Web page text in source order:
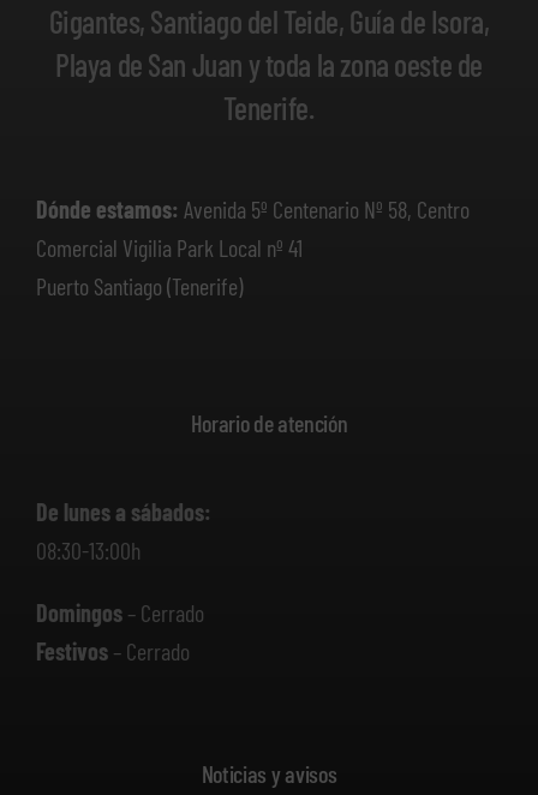
Gigantes, Santiago del Teide, Guía de Isora,
Playa de San Juan y toda la zona oeste de
Tenerife.
Dónde estamos: Avenida 5º Centenario Nº 58, Centro
Comercial Vigilia Park Local nº 41
Puerto Santiago (Tenerife)
Horario de atención
De lunes a sábados:
08:30-13:00h
Domingos– Cerrado
Festivos– Cerrado
Noticias y avisos